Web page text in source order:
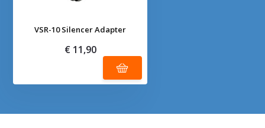
VSR-10 Silencer Adapter
€ 11,90